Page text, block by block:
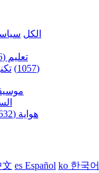
الكل سياسي
تعليم (1466)
(1057)
هواية (632)
文 es Español ko 한국어